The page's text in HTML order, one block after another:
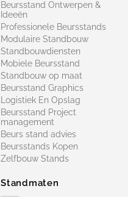
Beursstand Ontwerpen &
Ideeën
Professionele Beursstands
Modulaire Standbouw
Standbouwdiensten
Mobiele Beursstand
Standbouw op maat​
Beursstand Graphics
Logistiek En Opslag
Beursstand Project
management
Beurs stand advies
Beursstands Kopen
Zelfbouw Stands
Standmaten